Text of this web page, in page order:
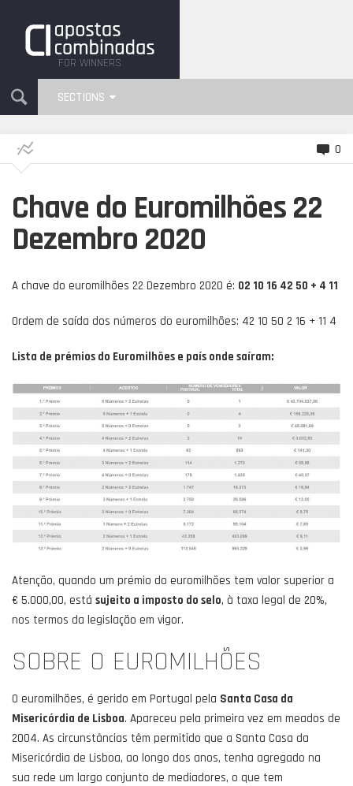
FOR WINNERS
SECTIONS
0
Chave do Euromilhões 22
Dezembro 2020
A chave do euromilhões 22 Dezembro 2020 é: 02 10 16 42 50 + 4 11
Ordem de saída dos números do euromilhões: 42 10 50 2 16 + 11 4
Lista de prémios do Euromilhões e país onde saíram:
Atenção, quando um prémio do euromilhões tem valor superior a
€ 5.000,00, está sujeito a imposto do selo, à taxa legal de 20%,
nos termos da legislação em vigor.
SOBRE O EUROMILHÕES
O euromilhões, é gerido em Portugal pela Santa Casa da
Misericórdia de Lisboa. Apareceu pela primeira vez em meados de
2004. As circunstâncias têm permitido que a Santa Casa da
Misericórdia de Lisboa, ao longo dos anos, tenha agregado na
sua rede um largo conjunto de mediadores, o que tem